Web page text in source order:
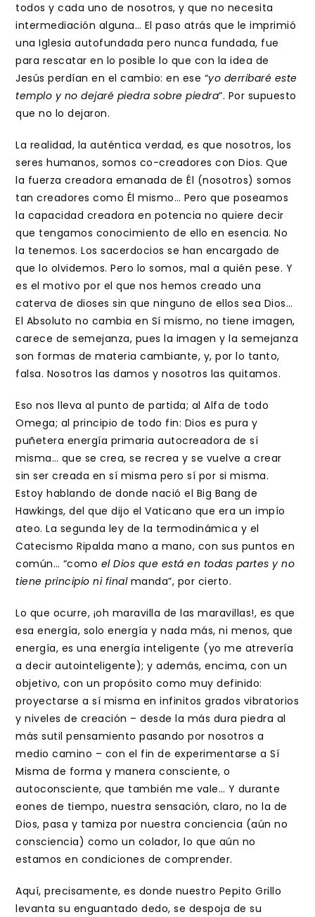
todos y cada uno de nosotros, y que no necesita
intermediación alguna… El paso atrás que le imprimió
una Iglesia autofundada pero nunca fundada, fue
para rescatar en lo posible lo que con la idea de
Jesús perdían en el cambio: en ese “yo derribaré este
templo y no dejaré piedra sobre piedra”. Por supuesto
que no lo dejaron.
La realidad, la auténtica verdad, es que nosotros, los
seres humanos, somos co-creadores con Dios. Que
la fuerza creadora emanada de Él (nosotros) somos
tan creadores como Él mismo… Pero que poseamos
la capacidad creadora en potencia no quiere decir
que tengamos conocimiento de ello en esencia. No
la tenemos. Los sacerdocios se han encargado de
que lo olvidemos. Pero lo somos, mal a quién pese. Y
es el motivo por el que nos hemos creado una
caterva de dioses sin que ninguno de ellos sea Dios…
El Absoluto no cambia en Sí mismo, no tiene imagen,
carece de semejanza, pues la imagen y la semejanza
son formas de materia cambiante, y, por lo tanto,
falsa. Nosotros las damos y nosotros las quitamos.
Eso nos lleva al punto de partida; al Alfa de todo
Omega; al principio de todo fin: Dios es pura y
puñetera energía primaria autocreadora de sí
misma… que se crea, se recrea y se vuelve a crear
sin ser creada en sí misma pero sí por si misma.
Estoy hablando de donde nació el Big Bang de
Hawkings, del que dijo el Vaticano que era un impío
ateo. La segunda ley de la termodinámica y el
Catecismo Ripalda mano a mano, con sus puntos en
común… “como el Dios que está en todas partes y no
tiene principio ni final manda”, por cierto.
Lo que ocurre, ¡oh maravilla de las maravillas!, es que
esa energía, solo energía y nada más, ni menos, que
energía, es una energía inteligente (yo me atrevería
a decir autointeligente); y además, encima, con un
objetivo, con un propósito como muy definido:
proyectarse a sí misma en infinitos grados vibratorios
y niveles de creación – desde la más dura piedra al
más sutil pensamiento pasando por nosotros a
medio camino – con el fin de experimentarse a Sí
Misma de forma y manera consciente, o
autoconsciente, que también me vale… Y durante
eones de tiempo, nuestra sensación, claro, no la de
Dios, pasa y tamiza por nuestra conciencia (aún no
consciencia) como un colador, lo que aún no
estamos en condiciones de comprender.
Aquí, precisamente, es donde nuestro Pepito Grillo
levanta su enguantado dedo, se despoja de su